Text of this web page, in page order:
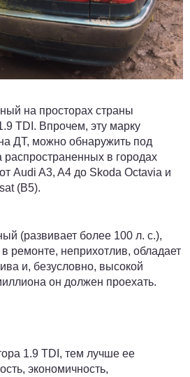
на просторах страны
TDI. Впрочем, эту марку
ДТ, можно обнаружить под
распространенных в городах
Audi A3, A4 до Skoda Octavia и
(B5).
(развивает более 100 л. с.),
ремонте, неприхотлив, обладает
и, безусловно, высокой
он должен проехать.
1.9 TDI, тем лучше ее
экономичность,